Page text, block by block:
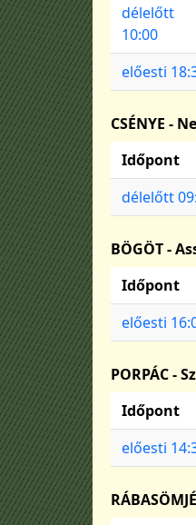
délelőtt
10:00
előesti
CSÉNYE -
Időpont
délelőtt
BÖGÖT -
Időpont
előesti
PORPÁC -
Időpont
előesti